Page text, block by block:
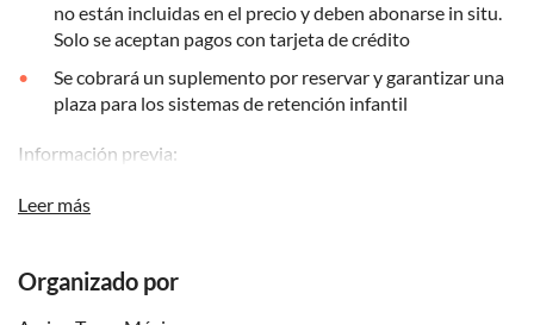
no están incluidas en el precio y deben abonarse in situ.
Solo se aceptan pagos con tarjeta de crédito
Se cobrará un suplemento por reservar y garantizar una
plaza para los sistemas de retención infantil
Información previa:
Esta excursión está disponible desde Cancún, Tulum,
recogerá en su hotel
Leer más
Organizado por